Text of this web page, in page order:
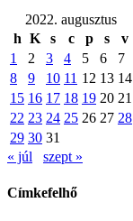
2022. augusztus
h K s c p s
v
1
2 3 4 5 6
7
8
9 10 11 12 13 14
15 16 17 18 19 20 21
22 23 24 25 26 27 28
29 30 31
« júl
szept »
Címkefelhő